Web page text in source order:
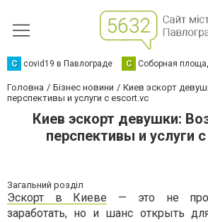
C covid19 в Павлограде С Соборная
Головна Бізнес новини
Киев эскорт
перспективы и услуги с escort.vc
Киев эскорт девушки:
перспективы и услуги
Загальний розділ
Эскорт в Киеве — это не
заработать, но и шанс открыть